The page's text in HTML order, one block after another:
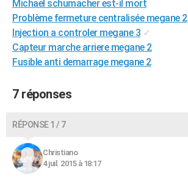
BONS PLANS
CARTE DE VOEUX
Carte de Noël
Carte Bonne année
Carte Saint-Valentin
Carte Pâques
Carte d'anniversaire
DICTIONNAIRE
Dictionnaire
Biographies
Citations
Expressions
Proverbes
PROGRAMME TV
AVIS DE DÉCÈS
FORUM
Michael schumacher est-il mort
Problème fermeture centralisée megane 2
Injection a controler megane 3 ✓
Capteur marche arriere megane 2
Fusible anti demarrage megane 2
7 réponses
RÉPONSE 1 / 7
Christiano
4 juil. 2015 à 18:17